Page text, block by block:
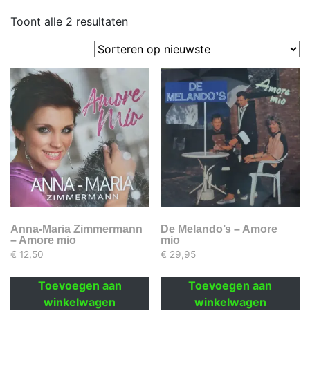
Toont alle 2 resultatenGesorteerd
op
nieuwste
Anna-Maria Zimmermann
– Amore mio
€ 12,50
Toevoegen aan
winkelwagen
De Melando’s – Amore
mio
€ 29,95
Toevoegen aan
winkelwagen